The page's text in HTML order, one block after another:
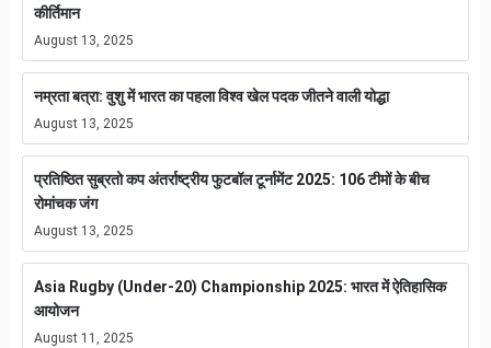
कीर्तिमान
August 13, 2025
नम्रता बत्रा: वुशु में भारत का पहला विश्व खेल पदक जीतने वाली योद्धा
August 13, 2025
प्रतिष्ठित सुब्रतो कप अंतर्राष्ट्रीय फुटबॉल टूर्नामेंट 2025: 106 टीमों के बीच
रोमांचक जंग
August 13, 2025
Asia Rugby (Under-20) Championship 2025: भारत में ऐतिहासिक
आयोजन
August 11, 2025